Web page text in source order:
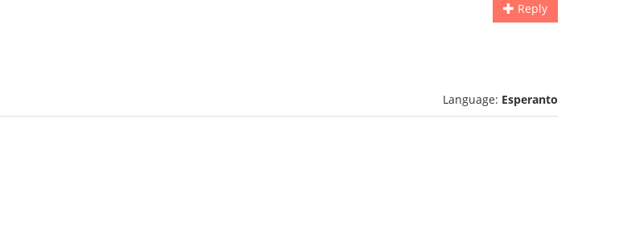
Reply
Language: Esperanto